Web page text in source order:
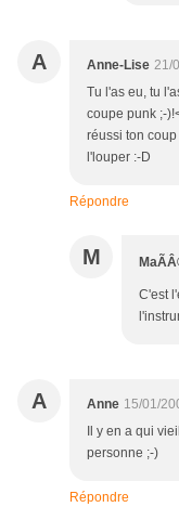
A Anne-Lise 21/
Tu l'as eu, tu
coupe punk ;-
réussi ton
l'louper :-D
Répondre
M
C'est
A Anne 15/01/
Il y en a qui
personne ;-)
Répondre